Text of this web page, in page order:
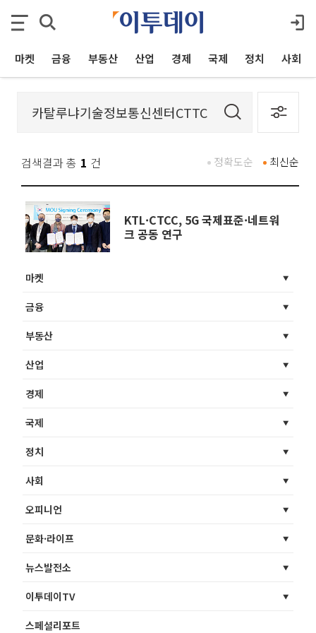
마켓 금융 부동산 산업 경제 국제 정치 사회
검색결과 총 1 건 최신순
정확도순
KTL·CTCC, 5G 국제표준·네트워
크 공동 연구
마켓
금융
부동산
산업
경제
국제
정치
사회
오피니언
문화·라이프
뉴스발전소
이투데이TV
스페셜리포트